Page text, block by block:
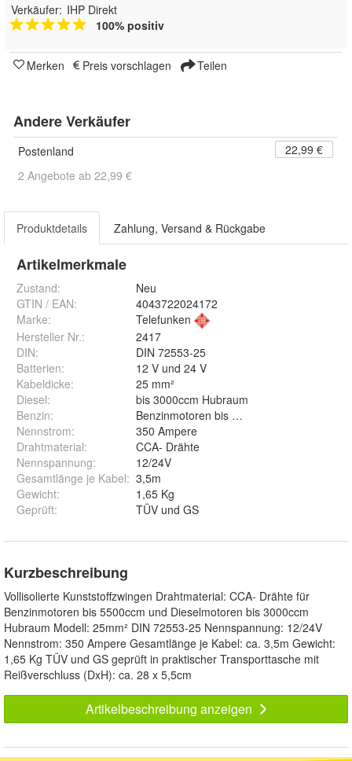
Verkäufer: IHP Direkt
100% positiv
Merken Preis vorschlagen Teilen
Andere Verkäufer
Postenland
22,99 €
2 Angebote ab 22,99 €
Produktdetails Zahlung, Versand & Rückgabe
Artikelmerkmale
Zustand:
Neu
GTIN / EAN:
4043722024172
Marke:
Telefunken
Hersteller Nr.:
2417
DIN:
DIN 72553-25
Batterien:
12 V und 24 V
Kabeldicke:
25 mm²
Diesel:
bis 3000ccm Hubraum
Benzin:
Benzinmotoren bis 5500ccm Hubraum
Nennstrom:
350 Ampere
Drahtmaterial:
CCA- Drähte
Nennspannung:
12/24V
Gesamtlänge je Kabel: 3,5m
Gewicht:
1,65 Kg
Geprüft: TÜV und GS
Kurzbeschreibung
Vollisolierte Kunststoffzwingen Drahtmaterial: CCA- Drähte für
Benzinmotoren bis 5500ccm und Dieselmotoren bis 3000ccm
Hubraum Modell: 25mm² DIN 72553-25 Nennspannung: 12/24V
Nennstrom: 350 Ampere Gesamtlänge je Kabel: ca. 3,5m Gewicht:
1,65 Kg TÜV und GS geprüft in praktischer Transporttasche mit
Reißverschluss (DxH): ca. 28 x 5,5cm
Artikelbeschreibung anzeigen